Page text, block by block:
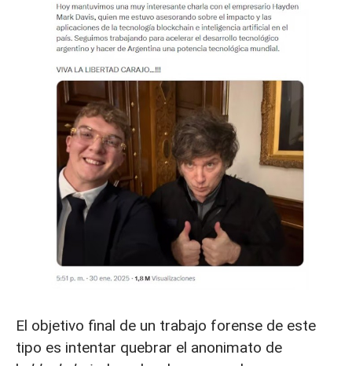
El objetivo final de un trabajo forense de este
tipo es intentar quebrar el anonimato de